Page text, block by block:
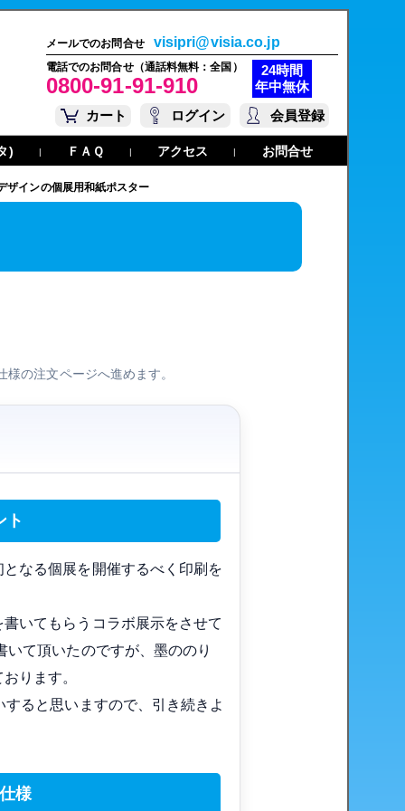
メールでのお問合せ visipri@visia.co.jp
電話でのお問合せ（通話料無料：全国）
0800-91-91-910
24時間
年中無休
カート
ログイン 会員登録
) | ＦＡＱ | アクセス | お問合せ
ザインの個展用和紙ポスター
の注文ページへ進めます。
ト
なる個展を開催するべく印刷を
いてもらうコラボ展示をさせて
て頂いたのですが、墨ののり
ります。
ると思いますので、引き続きよ
様